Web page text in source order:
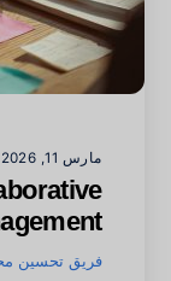
مارس 11, 2026
فريق تحسين